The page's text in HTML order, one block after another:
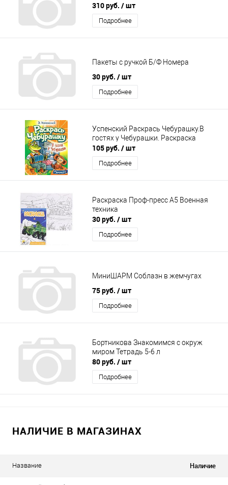
310 руб. / шт
Подробнее
Пакеты с ручкой Б/Ф Номера
30 руб. / шт
Подробнее
Успенский Раскрась Чебурашку.В
гостях у Чебурашки. Раскраска
105 руб. / шт
Подробнее
Раскраска Проф-пресс А5 Военная
техника
30 руб. / шт
Подробнее
МиниШАРМ Соблазн в жемчугах
75 руб. / шт
Подробнее
Бортникова Знакомимся с окруж
миром Тетрадь 5-6 л
80 руб. / шт
Подробнее
НАЛИЧИЕ В МАГАЗИНАХ
Название Наличие